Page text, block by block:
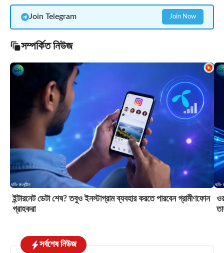
Join Telegram Join Now
সম্পর্কিত নিউজ
ইন্টারনেট ডেটা শেষ? তবুও ইনস্টাগ্রাম ব্যবহার করতে পারবেন গ্রামীণফোন
গ্রাহকরা
সর্বশেষ নিউজ